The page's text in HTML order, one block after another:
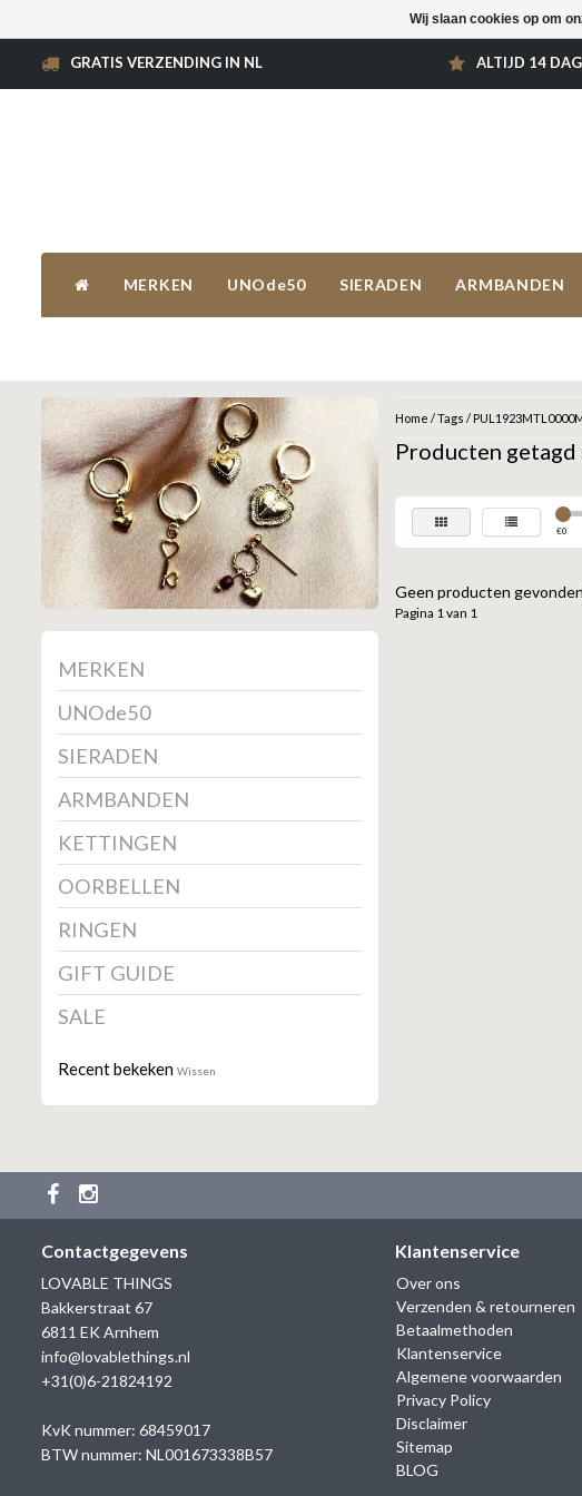
GRATIS VERZENDING IN NL ALTIJD 14
MERKEN UNOde50 SIERADEN ARMBANDEN
MERKEN
UNOde50
SIERADEN
ARMBANDEN
KETTINGEN
OORBELLEN
RINGEN
GIFT GUIDE
SALE
Recent bekeken Wissen
Home /Tags /
Producten
€0
Geen producten
Pagina 1 van 1
Contactgegevens
LOVABLE THINGS
Bakkerstraat 67
6811 EK Arnhem
info@lovablethings.nl
+31(0)6-21824192
KvK nummer: 68459017
BTW nummer: NL001673338B57
Klantenservice
Over ons
Verzenden & retourneren
Betaalmethoden
Klantenservice
Algemene voorwaarden
Privacy Policy
Disclaimer
Sitemap
BLOG
Wij slaan cookies op om